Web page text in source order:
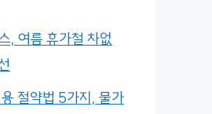
, 여름 휴가철 차없
절약법 5가지, 물가